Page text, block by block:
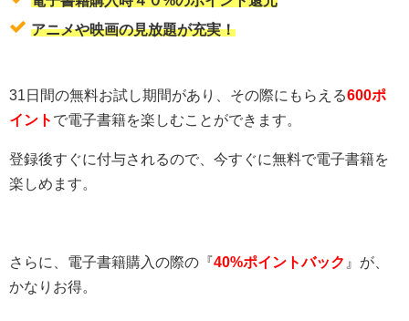
アニメや映画の見放題が充実！
31日間の無料お試し期間があり、その際にもらえる600ポ
イント で電子書籍を楽しむことができます。
登録後すぐに付与されるので、今すぐに無料で電子書籍を
楽しめます。
さらに、電子書籍購入の際の『40%ポイントバック 』が、
かなりお得。